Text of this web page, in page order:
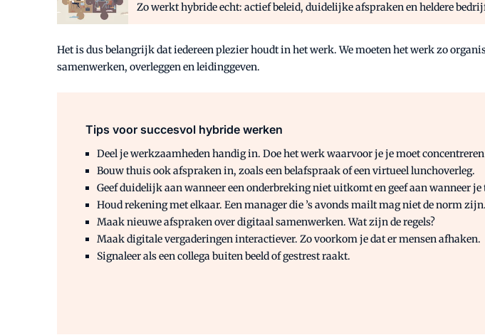
Zo werkt hybride echt: actief beleid, duidelijke afspraken en heldere
Het is dus belangrijk dat iedereen plezier houdt in het werk. We moeten het werk zo
samenwerken, overleggen en leidinggeven.
Tips voor succesvol hybride werken
Deel je werkzaamheden handig in. Doe het werk waarvoor je je moet
Bouw thuis ook afspraken in, zoals een belafspraak of een virtueel lunchoverleg.
Geef duidelijk aan wanneer een onderbreking niet uitkomt en geef aan wanneer
Houd rekening met elkaar. Een manager die ’s avonds mailt mag niet de norm
Maak nieuwe afspraken over digitaal samenwerken. Wat zijn de regels?
Maak digitale vergaderingen interactiever. Zo voorkom je dat er mensen afhaken.
Signaleer als een collega buiten beeld of gestrest raakt.